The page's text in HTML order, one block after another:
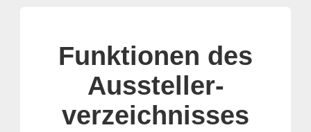
Funktionen des
Aussteller-
verzeichnisses